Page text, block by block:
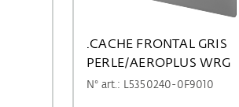
.CACHE FRONTAL GRIS
PERLE/AEROPLUS WRG
N° art.: L5350240-0F9010